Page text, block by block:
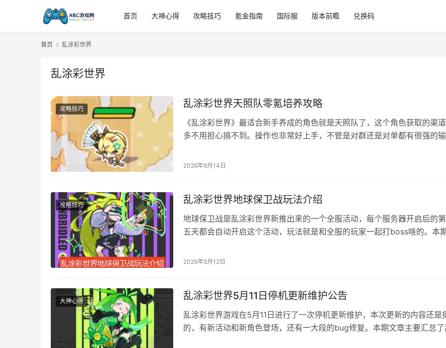
首页 大神心得 攻略技巧 氪金指南 国际服 版本前瞻 兑换码
首页 乱涂彩世界
乱涂彩世界
攻略技巧 乱涂彩世界天照队零氪培养攻略
《乱涂彩世界》最适合新手养成的角色就是天照队了，这个角色获取的渠
多不用担心搞不到。操作也非常好上手，不管是对群还是对单都有很强的输
毕业培养教学 队伍角色配置：天照(主C)，阿波萝(击破)，伊邪娜美(奶妈)
2026年6月14日
攻略技巧 乱涂彩世界地球保卫战玩法介绍
地球保卫战是乱涂彩世界新推出来的一个全服活动，每个服务器开启后的
五天都会自动开启这个活动，玩法就是和全服的玩家一起打boss啥的。本
了。 乱涂彩世界地球保卫战玩法说明 1、开启时间 服务器开启后的第15天
2026年5月12日
大神心得 乱涂彩世界5月11日停机更新维护公告
乱涂彩世界游戏在5月11日进行了一次停机更新维护，本次更新的内容还是
的，有新活动和新角色登场，还有一大段的bug修复。本期文章主要汇总